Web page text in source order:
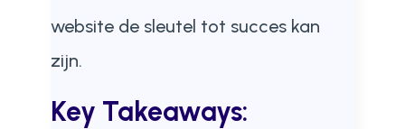
website de sleutel tot succes kan
zijn.
Key Takeaways: